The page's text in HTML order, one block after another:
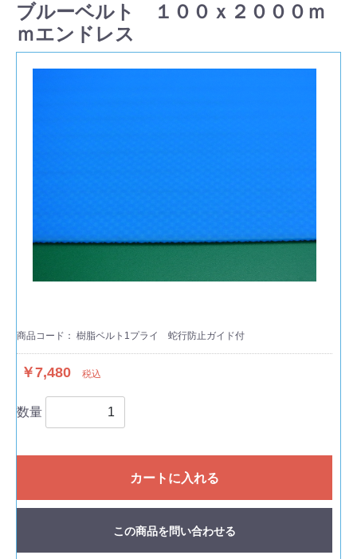
コンベアベルトショップ
会社案内
ブルーベルト １００ｘ２０００ｍ
ｍエンドレス
商品コード： 樹脂ベルト1プライ 蛇行防止ガイド付
￥7,480 税込
数量
カートに入れる
この商品を問い合わせる